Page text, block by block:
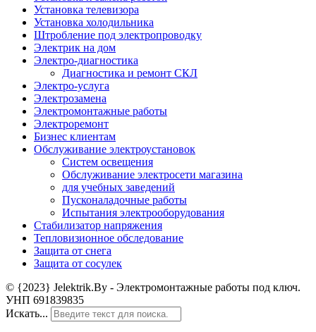
Установка телевизора
Установка холодильника
Штробление под электропроводку
Электрик на дом
Электро-диагностика
Диагностика и ремонт СКЛ
Электро-услуга
Электрозамена
Электромонтажные работы
Электроремонт
Бизнес клиентам
Обслуживание электроустановок
Систем освещения
Обслуживание электросети магазина
для учебных заведений
Пусконаладочные работы
Испытания электрооборудования
Стабилизатор напряжения
Тепловизионное обследование
Защита от снега
Защита от сосулек
© {2023} Jelektrik.By - Электромонтажные работы под ключ.
УНП 691839835
Искать...